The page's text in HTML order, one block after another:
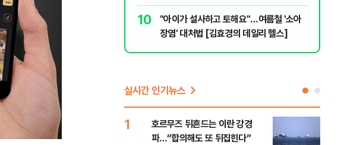
증시, '고용 쇼크'에도 웃었다…나스닥
사상 최고
10
"아이가 설사하고 토해요"…여름철 '소아
장염' 대처법 [김효경의 데일리 헬스]
실시간 인기뉴스
1
호르무즈 뒤흔드는 이란 강경
파…“합의해도 또 뒤집힌다”